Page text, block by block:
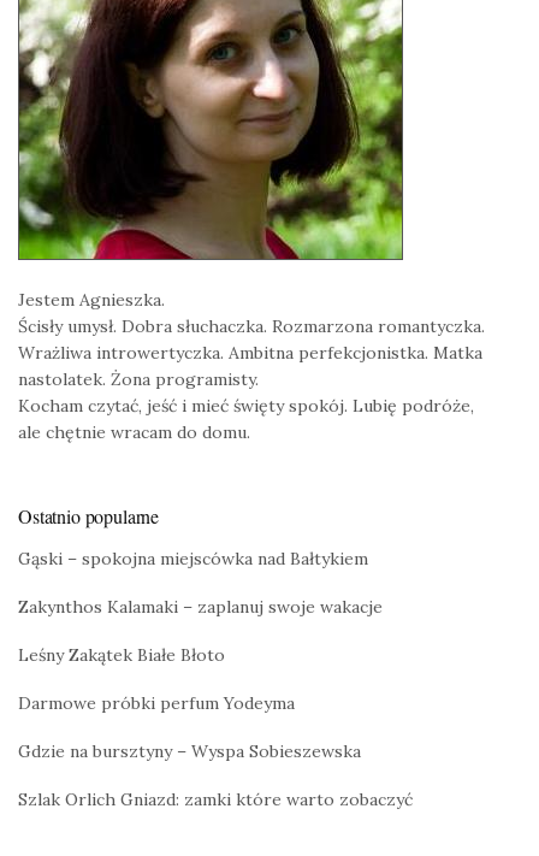
Jestem Agnieszka.
Ścisły umysł. Dobra słuchaczka. Rozmarzona romantyczka.
Wrażliwa introwertyczka. Ambitna perfekcjonistka. Matka
nastolatek. Żona programisty.
Kocham czytać, jeść i mieć święty spokój. Lubię podróże,
ale chętnie wracam do domu.
Ostatnio popularne
Gąski – spokojna miejscówka nad Bałtykiem
Zakynthos Kalamaki – zaplanuj swoje wakacje
Leśny Zakątek Białe Błoto
Darmowe próbki perfum Yodeyma
Gdzie na bursztyny – Wyspa Sobieszewska
Szlak Orlich Gniazd: zamki które warto zobaczyć